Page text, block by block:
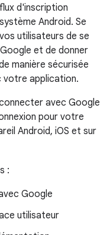
d'inscription
Android. Se
utilisateurs de se
et de donner
manière sécurisée
votre application.
avec Google
pour votre
Android, iOS et sur
:
Google
utilisateur